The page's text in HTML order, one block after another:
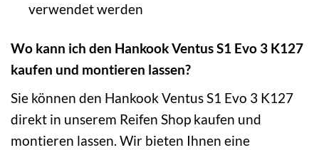
verwendet werden
Wo kann ich den Hankook Ventus S1 Evo 3 K127
kaufen und montieren lassen?
Sie können den Hankook Ventus S1 Evo 3 K127
direkt in unserem Reifen Shop kaufen und
montieren lassen. Wir bieten Ihnen eine